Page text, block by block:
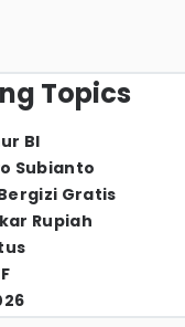
Topics
BI
Subianto
Gratis
Rupiah